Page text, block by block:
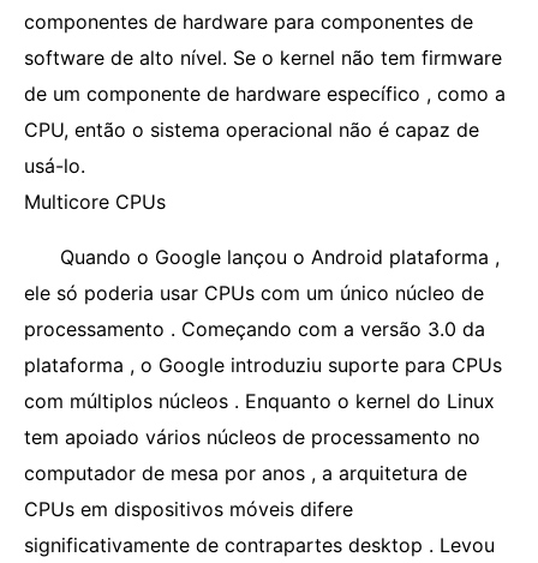
componentes de hardware para componentes de
software de alto nível. Se o kernel não tem firmware
de um componente de hardware específico , como a
CPU, então o sistema operacional não é capaz de
usá-lo.
Multicore CPUs
Quando o Google lançou o Android plataforma ,
ele só poderia usar CPUs com um único núcleo de
processamento . Começando com a versão 3.0 da
plataforma , o Google introduziu suporte para CPUs
com múltiplos núcleos . Enquanto o kernel do Linux
tem apoiado vários núcleos de processamento no
computador de mesa por anos , a arquitetura de
CPUs em dispositivos móveis difere
significativamente de contrapartes desktop . Levou